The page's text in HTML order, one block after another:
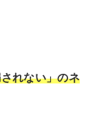
れない」のネ